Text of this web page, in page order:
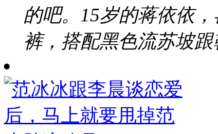
的吧。15岁的蒋依依
裤，搭配黑色流苏坡